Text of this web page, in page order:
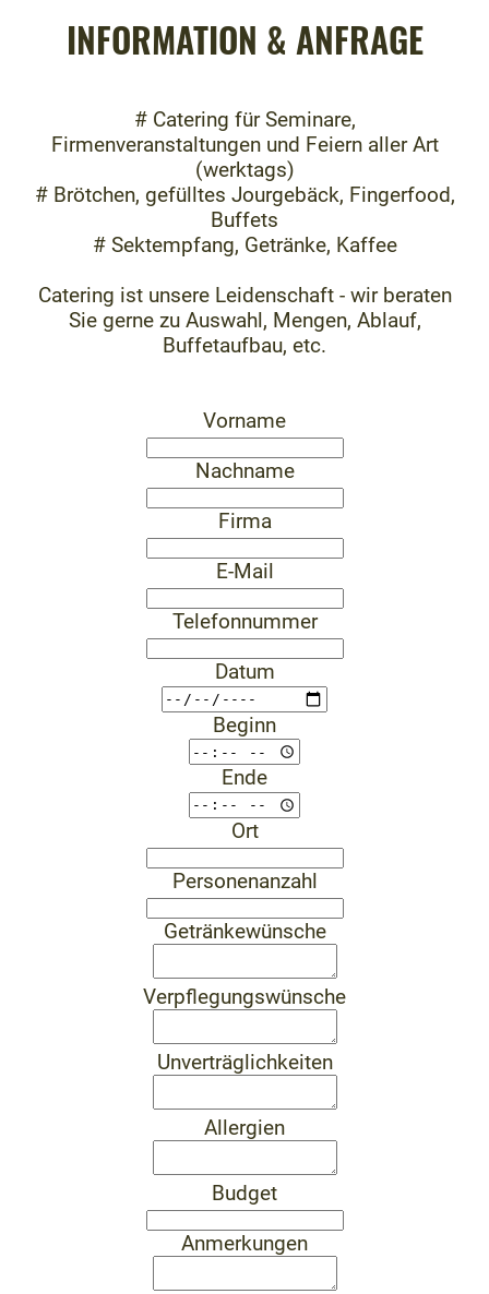
INFORMATION & ANFRAGE
# Catering für Seminare,
Firmenveranstaltungen und Feiern aller Art
(werktags)
# Brötchen, gefülltes Jourgebäck, Fingerfood,
Buffets
# Sektempfang, Getränke, Kaffee
Catering ist unsere Leidenschaft - wir beraten
Sie gerne zu Auswahl, Mengen, Ablauf,
Buffetaufbau, etc.
Vorname
Nachname
Firma
E-Mail
Telefonnummer
Datum
Beginn
Ende
Ort
Personenanzahl
Getränkewünsche
Verpflegungswünsche
Unverträglichkeiten
Allergien
Budget
Anmerkungen